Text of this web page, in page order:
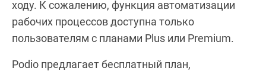
ходу. К сожалению, функция автоматизации
рабочих процессов доступна только
пользователям с планами Plus или Premium.
Podio предлагает бесплатный план,